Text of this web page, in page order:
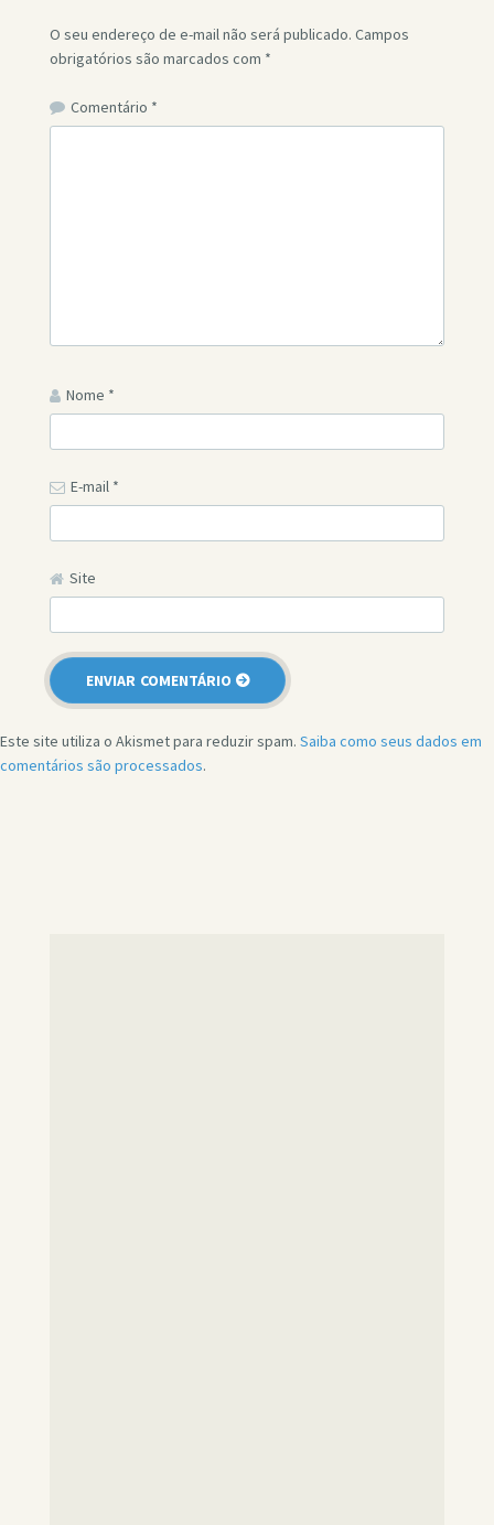
O seu endereço de e-mail não será publicado. Campos
obrigatórios são marcados com *
Comentário *
Nome *
E-mail *
Site
Este site utiliza o Akismet para reduzir spam. Saiba como seus dados em
comentários são processados.